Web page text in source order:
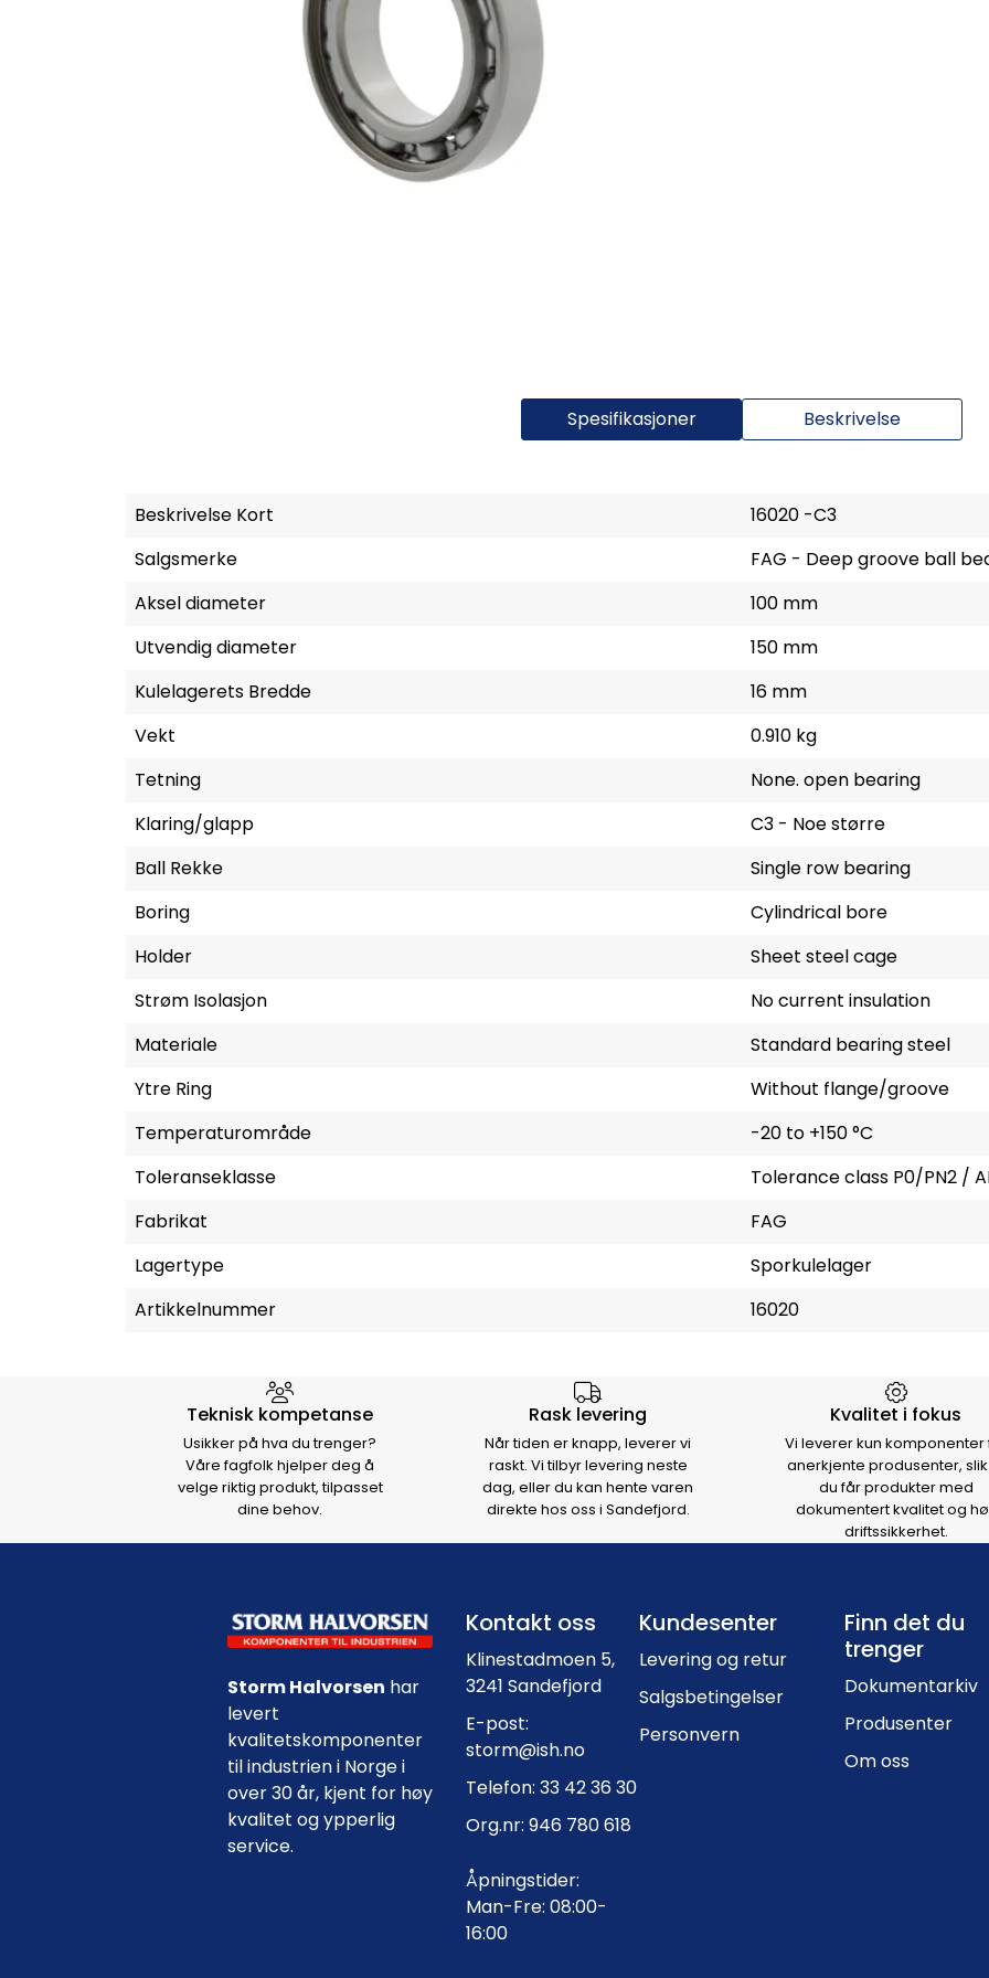
Spesifikasjoner Beskrivelse
Beskrivelse Kort
16020 -C3
Salgsmerke
FAG - Deep groove ball
Aksel diameter
100 mm
Utvendig diameter
150 mm
Kulelagerets Bredde
16 mm
Vekt
0.910 kg
Tetning
None. open bearing
Klaring/glapp
C3 - Noe større
Ball Rekke
Single row bearing
Boring
Cylindrical bore
Holder
Sheet steel cage
Strøm Isolasjon
No current insulation
Materiale
Standard bearing steel
Ytre Ring
Without flange/groove
Temperaturområde
-20 to +150 °C
Toleranseklasse
Tolerance class P0/PN2 /
Fabrikat
FAG
Lagertype
Sporkulelager
Artikkelnummer
16020
Hvorfor velge Storm Halvorsen
Teknisk kompetanse
Usikker på hva du trenger?
Våre fagfolk hjelper deg å
velge riktig produkt, tilpasset
dine behov.
Rask levering
Når tiden er knapp, leverer vi
raskt. Vi tilbyr levering neste
dag, eller du kan hente varen
direkte hos oss i Sandefjord.
Kvalitet i fokus
Vi leverer kun komponenter
anerkjente produsenter,
du får produkter med
dokumentert kvalitet og
driftssikkerhet.
Footer navigation
Storm Halvorsen har
levert
kvalitetskomponenter
til industrien i Norge i
over 30 år, kjent for høy
kvalitet og ypperlig
service.
Kontakt oss
Klinestadmoen 5,
3241 Sandefjord
E-post:
storm@ish.no
Telefon: 33 42 36 30
Org.nr: 946 780 618
Åpningstider:
Man-Fre: 08:00-
16:00
Kundesenter
Levering og retur
Salgsbetingelser
Personvern
Finn det du
trenger
Dokumentarkiv
Produsenter
Om oss